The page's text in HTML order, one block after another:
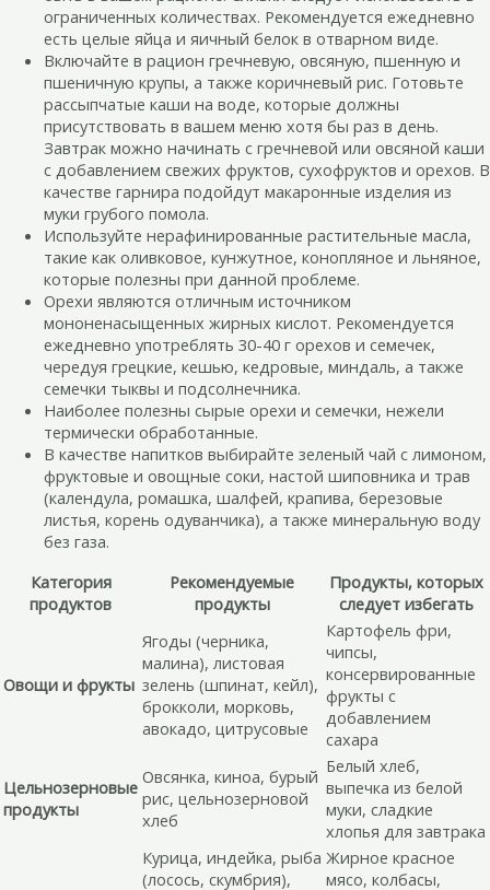
ограниченных количествах. Рекомендуется ежедневно
есть целые яйца и яичный белок в отварном виде.
Включайте в рацион гречневую, овсяную, пшенную и
пшеничную крупы, а также коричневый рис. Готовьте
рассыпчатые каши на воде, которые должны
присутствовать в вашем меню хотя бы раз в день.
Завтрак можно начинать с гречневой или овсяной каши
с добавлением свежих фруктов, сухофруктов и орехов. В
качестве гарнира подойдут макаронные изделия из
муки грубого помола.
Используйте нерафинированные растительные масла,
такие как оливковое, кунжутное, конопляное и льняное,
которые полезны при данной проблеме.
Орехи являются отличным источником
мононенасыщенных жирных кислот. Рекомендуется
ежедневно употреблять 30-40 г орехов и семечек,
чередуя грецкие, кешью, кедровые, миндаль, а также
семечки тыквы и подсолнечника.
Наиболее полезны сырые орехи и семечки, нежели
термически обработанные.
В качестве напитков выбирайте зеленый чай с лимоном,
фруктовые и овощные соки, настой шиповника и трав
(календула, ромашка, шалфей, крапива, березовые
листья, корень одуванчика), а также минеральную воду
без газа.
Категория
продуктов
Рекомендуемые
продукты
Продукты, которых
следует избегать
Овощи и фрукты
Ягоды (черника,
малина), листовая
зелень (шпинат, кейл),
брокколи, морковь,
авокадо, цитрусовые
Картофель фри,
чипсы,
консервированные
фрукты с
добавлением
сахара
Цельнозерновые
продукты
Овсянка, киноа, бурый
рис, цельнозерновой
хлеб
Белый хлеб,
выпечка из белой
муки, сладкие
хлопья для завтрака
Курица, индейка, рыба
(лосось, скумбрия),
Жирное красное
мясо, колбасы,